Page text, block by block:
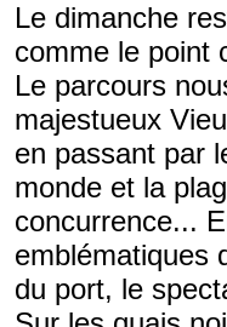
Le dimanche
comme le point
Le parcours
majestueux
en passant par
monde et la
concurrence...
emblématiques
du port, le